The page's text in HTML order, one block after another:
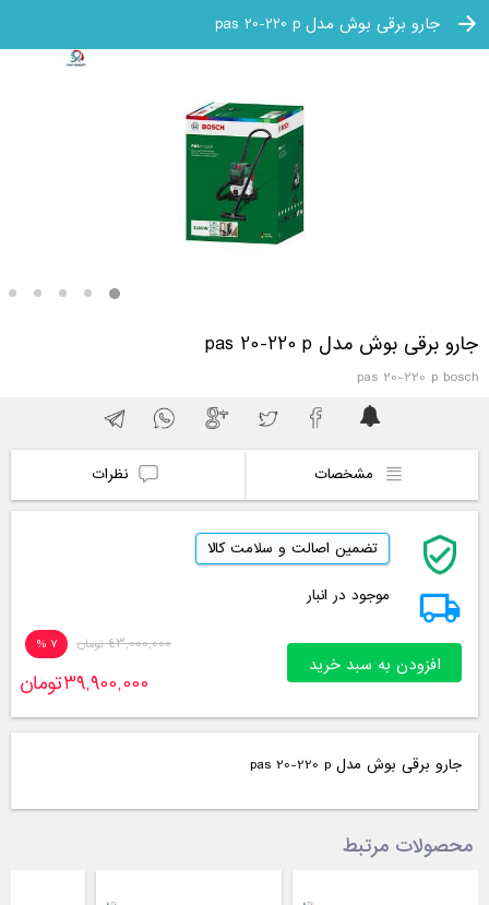
جارو برقی بوش مدل pas 20-220 p
جارو برقی بوش مدل pas 20-220 p
pas 20-220 p bosch
مشخصات نظرات
تضمین اصالت و سلامت کالا
موجود در انبار
افزودن به سبد خرید
43,000,000تومان 7 %
39,900,000تومان
جارو برقی بوش مدل pas 20-220 p
محصولات مرتبط